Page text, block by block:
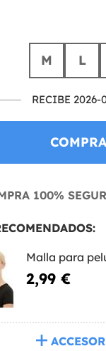
M L
RECIBE 2026-
100%
Malla para
2,99 €